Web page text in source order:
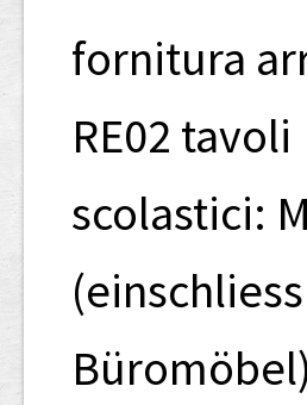
fornitura
RE02 tavoli
scolastici: